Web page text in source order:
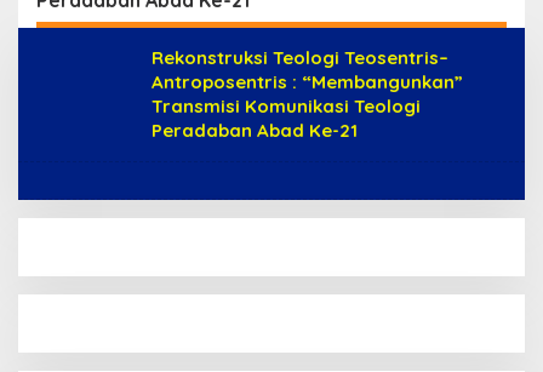
Rekonstruksi Teologi Teosentris–
Antroposentris : “Membangunkan”
Transmisi Komunikasi Teologi
Peradaban Abad Ke-21